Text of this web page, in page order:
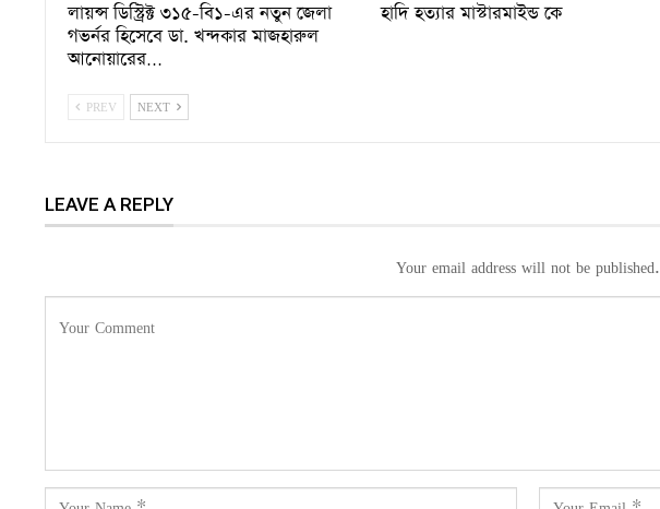
লায়ন্স ডিস্ট্রিক্ট ৩১৫-বি১-এর নতুন জেলা
গভর্নর হিসেবে ডা. খন্দকার মাজহারুল
আনোয়ারের…
হাদি হত্যার মাস্টারমাইন্ড কে
PREV NEXT
LEAVE A REPLY
Your email address will not be published.